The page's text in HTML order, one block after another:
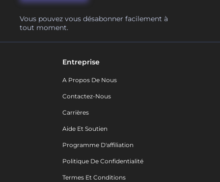
Vous pouvez vous désabonner facilement à
tout moment.
Entreprise
A Propos De Nous
Contactez-Nous
Carrières
Aide Et Soutien
Programme D'affiliation
Politique De Confidentialité
Termes Et Conditions